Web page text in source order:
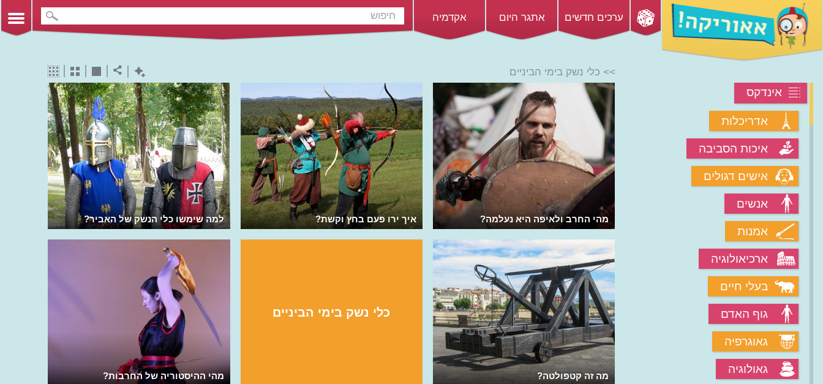
ערכים חדשים אתגר היום אקדמיה
אינדקס
אדריכלות
איכות הסביבה
אישים דגולים
אנשים
אמנות
ארכיאולוגיה
בעלי חיים
גוף האדם
גאוגרפיה
גאולוגיה
>> כלי נשק בימי הביניים
למה שימשו כלי הנשק של האביר? איך ירו פעם בחץ וקשת? מהי החרב ולאיפה היא נעלמה?
מהי ההיסטוריה של החרבות?
כלי נשק בימי הביניים
מה זה קטפולטה?
מהי ההיסטוריה של התותחים?
למה שימשו מגדלי מצור בימי הביניים?